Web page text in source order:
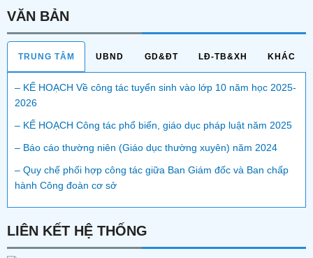
VĂN BẢN
TRUNG TÂM UBND GD&ĐT LĐ-TB&XH KHÁC
– KẾ HOẠCH Về công tác tuyển sinh vào lớp 10 năm học 2025-
2026
– KẾ HOẠCH Công tác phổ biến, giáo dục pháp luật năm 2025
– Báo cáo thường niên (Giáo dục thường xuyên) năm 2024
– Quy chế phối hợp công tác giữa Ban Giám đốc và Ban chấp
hành Công đoàn cơ sở
LIÊN KẾT HỆ THỐNG